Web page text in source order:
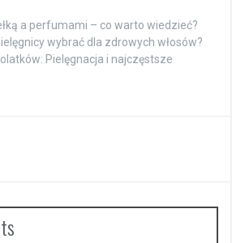
a perfumami – co warto wiedzieć?
wybrać dla zdrowych włosów?
Pielęgnacja i najczęstsze